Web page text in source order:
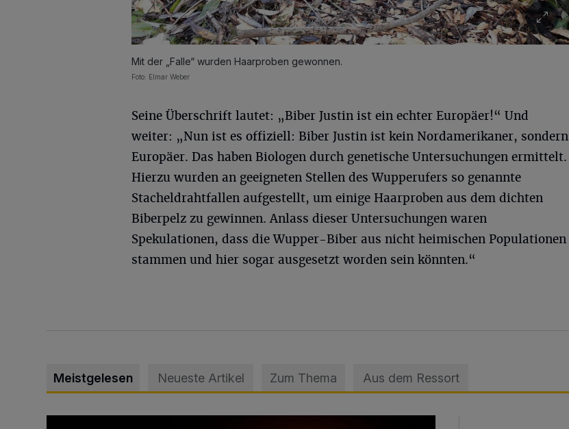
Mit der „Falle“ wurden Haarproben gewonnen.
Foto: Elmar Weber
Seine Überschrift lautet: „Biber Justin ist ein echter Europäer!“ Und
weiter: „Nun ist es offiziell: Biber Justin ist kein Nordamerikaner, sondern
Europäer. Das haben Biologen durch genetische Untersuchungen ermittelt.
Hierzu wurden an geeigneten Stellen des Wupperufers so genannte
Stacheldrahtfallen aufgestellt, um einige Haarproben aus dem dichten
Biberpelz zu gewinnen. Anlass dieser Untersuchungen waren
Spekulationen, dass die Wupper-Biber aus nicht heimischen Populationen
stammen und hier sogar ausgesetzt worden sein könnten.“
Meistgelesen Neueste Artikel Zum Thema Aus dem Ressort